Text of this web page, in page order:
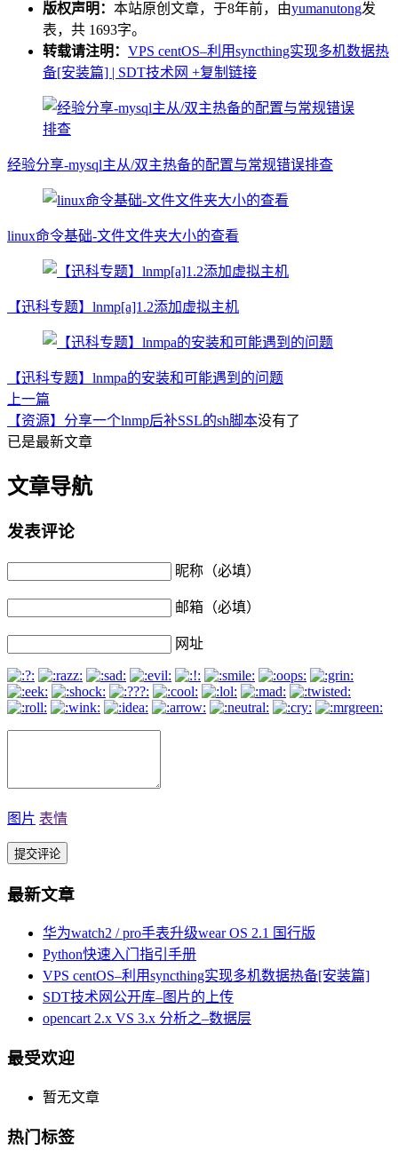
版权声明： 本站原创文章，于8年前，由yumanutong发
表，共 1693字。
转载请注明： VPS centOS–利用syncthing实现多机数据热
备[安装篇] | SDT技术网 +复制链接
经验分享-mysql主从/双主热备的配置与常规错误排查
linux命令基础-文件文件夹大小的查看
【迅科专题】lnmp[a]1.2添加虚拟主机
【迅科专题】lnmpa的安装和可能遇到的问题
上一篇
【资源】分享一个lnmp后补SSL的sh脚本没有了
已是最新文章
文章导航
发表评论
昵称（必填）
邮箱（必填）
网址
图片 表情
最新文章
华为watch2 / pro手表升级wear OS 2.1 国行版
Python快速入门指引手册
VPS centOS–利用syncthing实现多机数据热备[安装篇]
SDT技术网公开库–图片的上传
opencart 2.x VS 3.x 分析之–数据层
最受欢迎
暂无文章
热门标签